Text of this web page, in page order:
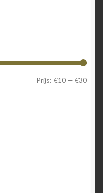
Min.
Max.
Prijs: €10 — €30